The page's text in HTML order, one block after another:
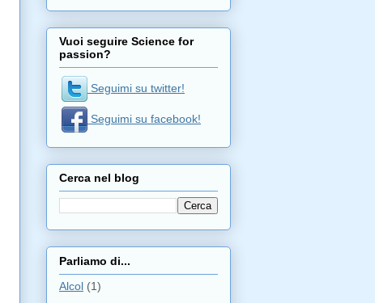
placeholder
Vuoi seguire Science for
passion?
Seguimi su twitter!
Seguimi su facebook!
Cerca nel blog
Parliamo di...
Alcol (1)